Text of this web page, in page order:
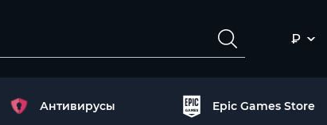
₽
Антивирусы Epic Games Store